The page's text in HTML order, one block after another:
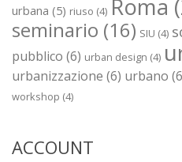
urbana (5) riuso (4) Roma
seminario (16) SIU (4)
pubblico (6) urban design (4)
urbanizzazione (6) urbano
workshop (4)
ACCOUNT